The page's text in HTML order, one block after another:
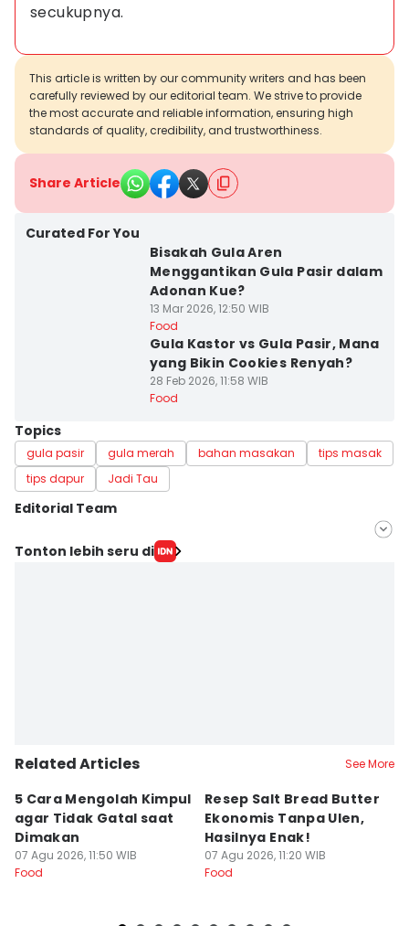
secukupnya.
This article is written by our community writers and has been
carefully reviewed by our editorial team. We strive to provide
the most accurate and reliable information, ensuring high
standards of quality, credibility, and trustworthiness.
Share Article
Curated For You
Bisakah Gula Aren
Menggantikan Gula Pasir dalam
Adonan Kue?
13 Mar 2026, 12:50 WIB
Food
Gula Kastor vs Gula Pasir, Mana
yang Bikin Cookies Renyah?
28 Feb 2026, 11:58 WIB
Food
Topics
gula pasir gula merah bahan masakan
tips masak
tips dapur
Jadi Tau
Editorial Team
Editor
Tonton lebih seru di
Related Articles See More
5 Cara Mengolah Kimpul
agar Tidak Gatal saat
Dimakan
07 Agu 2026, 11:50 WIB
Food
Resep Salt Bread Butter
Ekonomis Tanpa Ulen,
Hasilnya Enak!
07 Agu 2026, 11:20 WIB
Food